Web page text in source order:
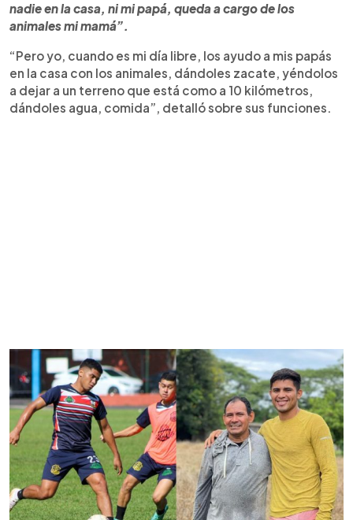
nadie en la casa, ni mi papá, queda a cargo de los
animales mi mamá”.
“Pero yo, cuando es mi día libre, los ayudo a mis papás
en la casa con los animales, dándoles zacate, yéndolos
a dejar a un terreno que está como a 10 kilómetros,
dándoles agua, comida”, detalló sobre sus funciones.